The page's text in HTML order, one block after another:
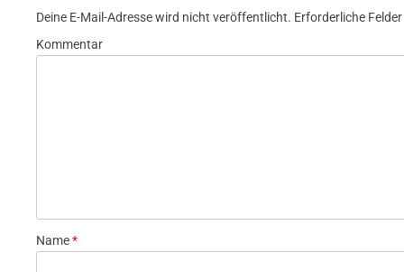
Deine E-Mail-Adresse wird nicht veröffentlicht. Erforderliche
Kommentar
Name*